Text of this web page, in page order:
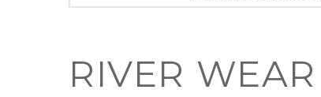
RIVER WEAR